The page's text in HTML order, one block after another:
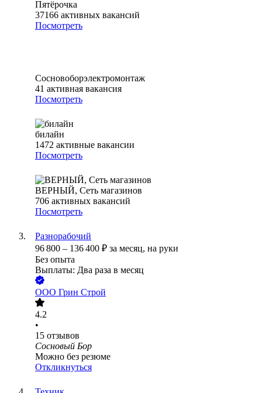
Пятёрочка
37166 активных вакансий
Посмотреть
Сосновоборэлектромонтаж
41 активная вакансия
Посмотреть
билайн
1472 активные вакансии
Посмотреть
ВЕРНЫЙ, Сеть магазинов
706 активных вакансий
Посмотреть
Разнорабочий
96 800 – 136 400 ₽ за месяц, на руки
Без опыта
Выплаты: Два раза в месяц
ООО Грин Строй
4.2
•
15 отзывов
Сосновый Бор
Можно без резюме
Откликнуться